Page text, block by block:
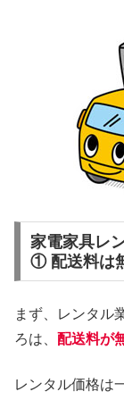
家電家具レ
① 配送料は
まず、レンタル
ろは、 配送料が
レンタル価格は